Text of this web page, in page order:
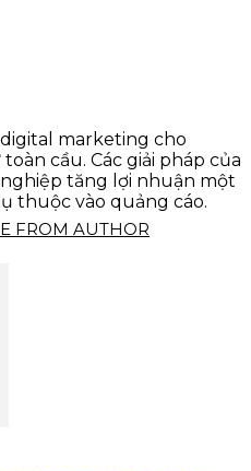
marketing cho
cầu. Các giải pháp của
tăng lợi nhuận một
thuộc vào quảng cáo.
FROM AUTHOR